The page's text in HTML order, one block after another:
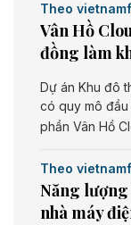
Theo
Vân Hồ
đồng làm
Dự án Khu đô
có quy mô
phần Vân Hồ
Theo
Năng
nhà máy